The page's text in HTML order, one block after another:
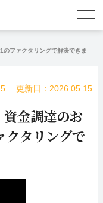
ングとは？
リング・資金調達コラム
わせ
のファクタリングで解決できま
更新日：2026.05.15
資金調達のお
クタリングで